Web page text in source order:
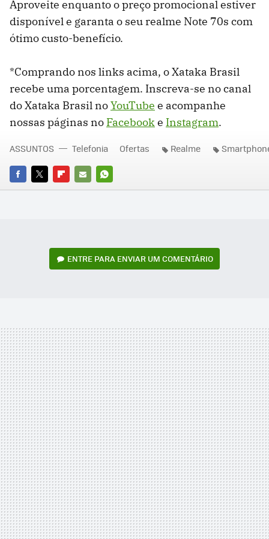
Aproveite enquanto o preço promocional estiver
disponível e garanta o seu realme Note 70s com
ótimo custo-benefício.
*Comprando nos links acima, o Xataka Brasil
recebe uma porcentagem. Inscreva-se no canal
do Xataka Brasil noYouTube e acompanhe
nossas páginas no Facebooke Instagram.
FACEBOOK
TWITTERFLIPBOARD
E-
WHATSAPP
ASSUNTOS Telefonia Ofertas Realme
ENTRE PARA ENVIAR UM COMENTÁRIO